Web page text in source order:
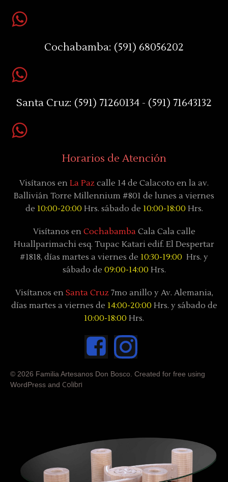
Cochabamba: (591) 68056202
Santa Cruz: (591) 71260134 - (591) 71643132
Horarios de Atención
Visítanos en La Paz calle 14 de Calacoto en la av.
Ballivián Torre Millennium #801 de lunes a viernes
de 10:00-20:00 Hrs. sábado de 10:00-18:00 Hrs.
Visítanos en CochabambaCala Cala calle
Huallparimachi esq. Tupac Katari edif. El Despertar
#1818, días martes a viernes de 10:30-19:00 Hrs. y
sábado de 09:00-14:00 Hrs.
Visítanos en Santa Cruz7mo anillo y Av. Alemania,
días martes a viernes de 14:00-20:00 Hrs. y sábado de
10:00-18:00 Hrs.
© 2026 Familia Artesanos Don Bosco. Created for free using
WordPress and Colibri